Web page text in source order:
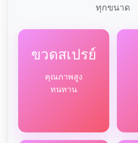
ทุกขนาด
ขวดสเปรย์
คุณภาพสูง
ทนทาน